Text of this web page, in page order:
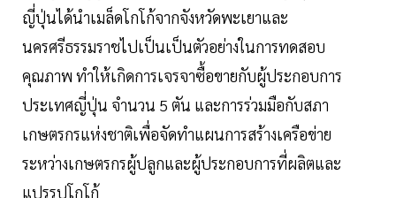
ญี่ปุ่นได้นำเมล็ดโกโก้จากจังหวัดพะเยาและ
นครศรีธรรมราชไปเป็นเป็นตัวอย่างในการทดสอบ
คุณภาพ ทำให้เกิดการเจรจาซื้อขายกับผู้ประกอบการ
ประเทศญี่ปุ่น จำนวน 5 ตัน และการร่วมมือกับสภา
เกษตรกรแห่งชาติเพื่อจัดทำแผนการสร้างเครือข่าย
ระหว่างเกษตรกรผู้ปลูกและผู้ประกอบการที่ผลิตและ
แปรรูปโกโก้